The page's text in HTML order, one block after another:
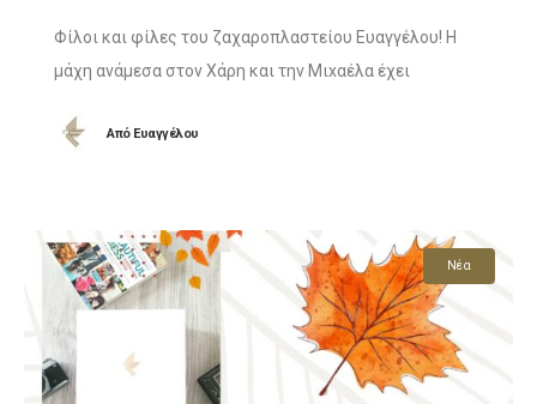
Φίλοι και φίλες του ζαχαροπλαστείου Ευαγγέλου! Η
μάχη ανάμεσα στον Χάρη και την Μιxαέλα έχει
συμμετέχουν άλλα 2 αμερόληπτα ( λέμε τώρα
ΑπόΕυαγγέλου
Νέα